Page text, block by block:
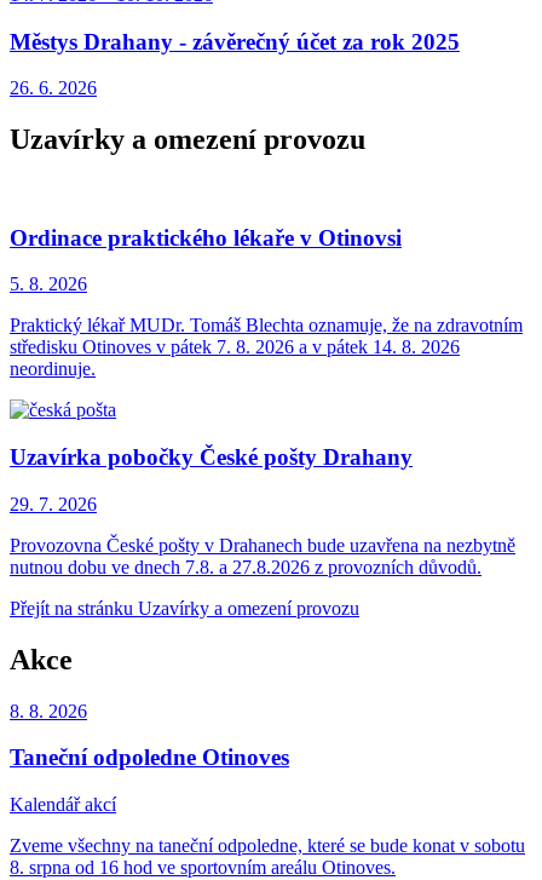
Městys Drahany - závěrečný účet za rok 2025
26. 6. 2026
Uzavírky a omezení provozu
Ordinace praktického lékaře v Otinovsi
5. 8. 2026
Praktický lékař MUDr. Tomáš Blechta oznamuje, že na zdravotním
středisku Otinoves v pátek 7. 8. 2026 a v pátek 14. 8. 2026
neordinuje.
Uzavírka pobočky České pošty Drahany
29. 7. 2026
Provozovna České pošty v Drahanech bude uzavřena na nezbytně
nutnou dobu ve dnech 7.8. a 27.8.2026 z provozních důvodů.
Přejít na stránku Uzavírky a omezení provozu
Akce
8. 8. 2026
Taneční odpoledne Otinoves
Kalendář akcí
Zveme všechny na taneční odpoledne, které se bude konat v sobotu
8. srpna od 16 hod ve sportovním areálu Otinoves.